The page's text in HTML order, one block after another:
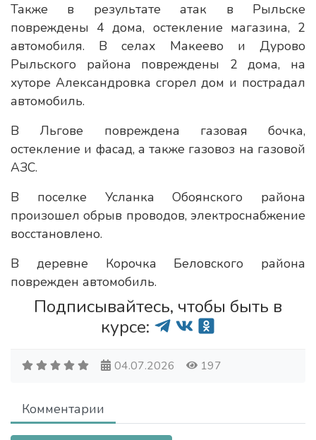
Также в результате атак в Рыльске
повреждены 4 дома, остекление магазина, 2
автомобиля. В селах Макеево и Дурово
Рыльского района повреждены 2 дома, на
хуторе Александровка сгорел дом и пострадал
автомобиль.
В Льгове повреждена газовая бочка,
остекление и фасад, а также газовоз на газовой
АЗС.
В поселке Усланка Обоянского района
произошел обрыв проводов, электроснабжение
восстановлено.
В деревне Корочка Беловского района
поврежден автомобиль.
Подписывайтесь, чтобы быть в
курсе:
04.07.2026 197
Комментарии